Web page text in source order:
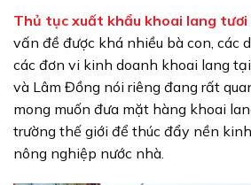
Thủ tục xuất khẩu khoai lang tươi
vấn đề được khá nhiều bà con, các
các đơn vi kinh doanh khoai lang
và Lâm Đồng nói riêng đang rất
mong muốn đưa mặt hàng khoai
trường thế giới để thúc đẩy nền
nông nghiệp nước nhà.